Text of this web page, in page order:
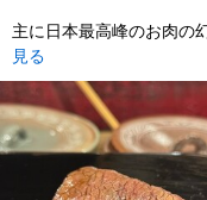
主に日本最高峰のお肉の
見る